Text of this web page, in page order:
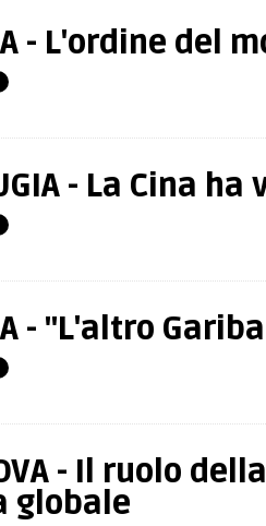
- L'ordine del
- La Cina ha
- "L'altro
- Il ruolo
globale